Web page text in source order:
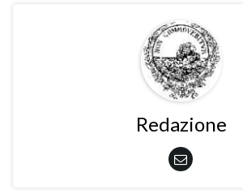
Redazione